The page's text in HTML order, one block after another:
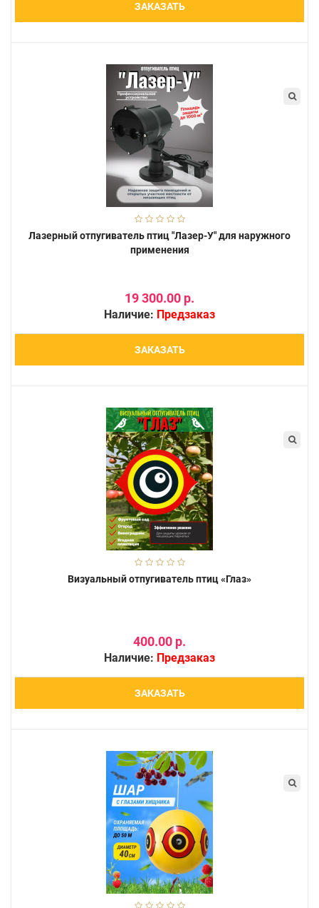
ЗАКАЗАТЬ
Лазерный отпугиватель птиц "Лазер-У" для наружного
применения
19 300.00 р.
Наличие: Предзаказ
ЗАКАЗАТЬ
Визуальный отпугиватель птиц «Глаз»
400.00 р.
Наличие: Предзаказ
ЗАКАЗАТЬ